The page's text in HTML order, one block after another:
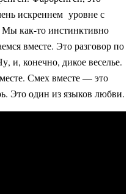
искреннем уровне с
как-то инстинктивно
вместе. Это разговор по
и, конечно, дикое веселье.
Смех вместе — это
Это один из языков любви.